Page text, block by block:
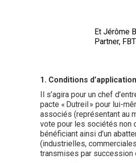
Et Jérôme
1. Conditions
Il s’agira pour un chef
pacte « Dutreil » pour lui-
associés (représentant au
vote pour les sociétés non
bénéficiant ainsi d’un
(industrielles,
transmises par succession